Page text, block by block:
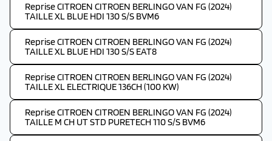
Reprise CITROEN CITROEN BERLINGO VAN FG (2024)
TAILLE XL BLUE HDI 130 S/S BVM6
Reprise CITROEN CITROEN BERLINGO VAN FG (2024)
TAILLE XL BLUE HDI 130 S/S EAT8
Reprise CITROEN CITROEN BERLINGO VAN FG (2024)
TAILLE XL ELECTRIQUE 136CH (100 KW)
Reprise CITROEN CITROEN BERLINGO VAN FG (2024)
TAILLE M CH UT STD PURETECH 110 S/S BVM6